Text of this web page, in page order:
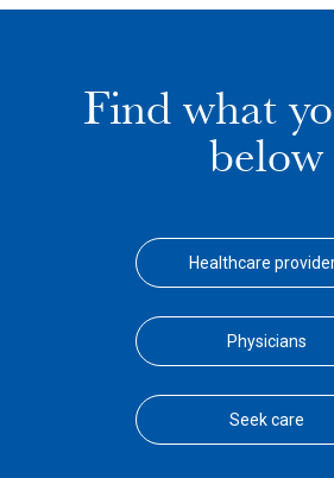
Find what
below
Healthcare
Physicians
Seek care